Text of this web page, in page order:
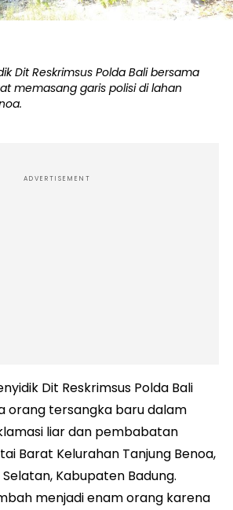
Dit Reskrimsus Polda Bali bersama
memasang garis polisi di lahan
ADVERTISEMENT
Dit Reskrimsus Polda Bali
orang tersangka baru dalam
liar dan pembabatan
Barat Kelurahan Tanjung Benoa,
Kabupaten Badung.
menjadi enam orang karena